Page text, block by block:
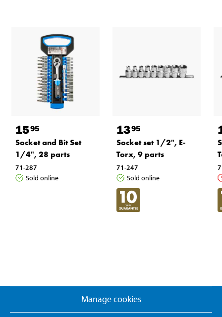
1595
Socket and Bit Set
1/4", 28 parts
71-287
Sold online
1395
Socket set 1/2", E-
Torx, 9 parts
71-247
Sold online
Manage cookies